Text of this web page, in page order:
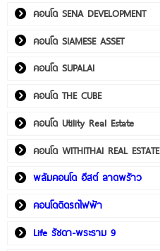
คอนโด SENA DEVELOPMENT
คอนโด SIAMESE ASSET
คอนโด SUPALAI
คอนโด THE CUBE
คอนโด Utility Real Estate
คอนโด WITHITHAI REAL ESTATE
พลัมคอนโด อีสต์ ลาดพร้าว
คอนโดติดรถไฟฟ้า
Life รัชดา-พระราม 9